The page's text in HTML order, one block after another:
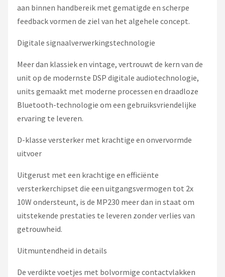
aan binnen handbereik met gematigde en scherpe
feedback vormen de ziel van het algehele concept.
Digitale signaalverwerkingstechnologie
Meer dan klassiek en vintage, vertrouwt de kern van de
unit op de modernste DSP digitale audiotechnologie,
units gemaakt met moderne processen en draadloze
Bluetooth-technologie om een gebruiksvriendelijke
ervaring te leveren.
D-klasse versterker met krachtige en onvervormde
uitvoer
Uitgerust met een krachtige en efficiënte
versterkerchipset die een uitgangsvermogen tot 2x
10W ondersteunt, is de MP230 meer dan in staat om
uitstekende prestaties te leveren zonder verlies van
getrouwheid.
Uitmuntendheid in details
De verdikte voetjes met bolvormige contactvlakken